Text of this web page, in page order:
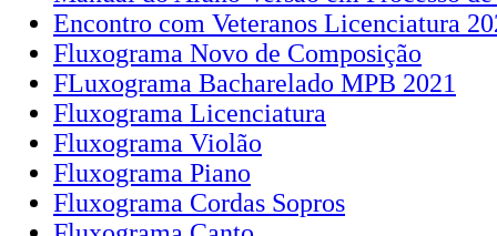
Encontro com Veteranos Licenciatura
Fluxograma Novo de Composição
FLuxograma Bacharelado MPB 2021
Fluxograma Licenciatura
Fluxograma Violão
Fluxograma Piano
Fluxograma Cordas Sopros